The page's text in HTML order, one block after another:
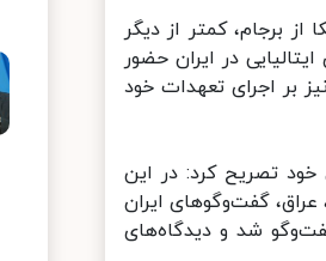
برجام، کمتر از دیگر
در ایران حضور
بر اجرای تعهدات خود
تصریح کرد: در این
گفت‌وگوهای ایران
شد و دیدگاه‌های